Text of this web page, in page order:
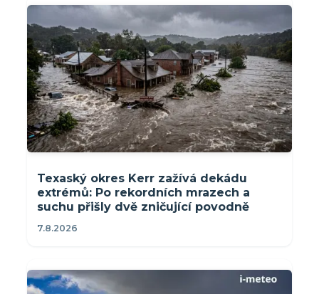
Texaský okres Kerr zažívá dekádu
extrémů: Po rekordních mrazech a
suchu přišly dvě zničující povodně
7.8.2026